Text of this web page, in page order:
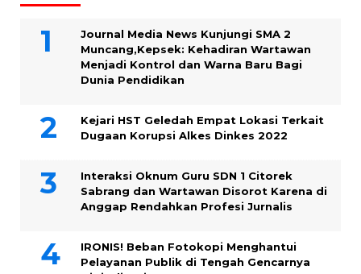
Journal Media News Kunjungi SMA 2
Muncang,Kepsek: Kehadiran Wartawan
Menjadi Kontrol dan Warna Baru Bagi
Dunia Pendidikan
Kejari HST Geledah Empat Lokasi Terkait
Dugaan Korupsi Alkes Dinkes 2022
Interaksi Oknum Guru SDN 1 Citorek
Sabrang dan Wartawan Disorot Karena di
Anggap Rendahkan Profesi Jurnalis
IRONIS! Beban Fotokopi Menghantui
Pelayanan Publik di Tengah Gencarnya